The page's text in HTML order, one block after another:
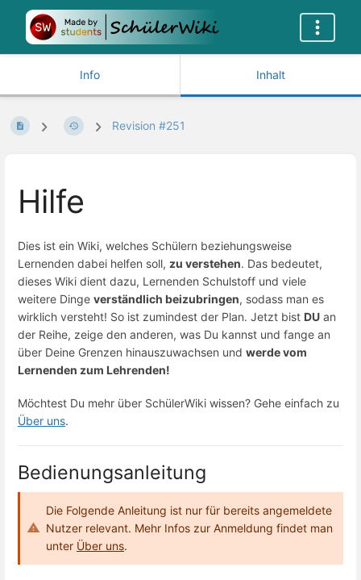
Info Inhalt
Revision #251
Hilfe
Dies ist ein Wiki, welches Schülern beziehungsweise
Lernenden dabei helfen soll, zu verstehen. Das bedeutet,
dieses Wiki dient dazu, Lernenden Schulstoff und viele
weitere Dinge verständlich beizubringen, sodass man es
wirklich versteht! So ist zumindest der Plan. Jetzt bist DU an
der Reihe, zeige den anderen, was Du kannst und fange an
über Deine Grenzen hinauszuwachsen und werde vom
Lernenden zum Lehrenden!
Möchtest Du mehr über SchülerWiki wissen? Gehe einfach zu
Über uns.
Bedienungsanleitung
Die Folgende Anleitung ist nur für bereits angemeldete
Nutzer relevant. Mehr Infos zur Anmeldung findet man
unter Über uns.